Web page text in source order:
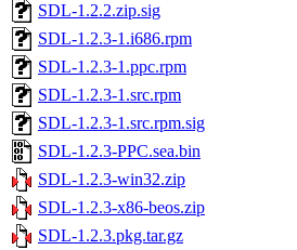
SDL-1.2.2.zip.sig
SDL-1.2.3-1.i686.rpm
SDL-1.2.3-1.ppc.rpm
SDL-1.2.3-1.src.rpm
SDL-1.2.3-1.src.rpm.sig
SDL-1.2.3-PPC.sea.bin
SDL-1.2.3-win32.zip
SDL-1.2.3-x86-beos.zip
SDL-1.2.3.pkg.tar.gz